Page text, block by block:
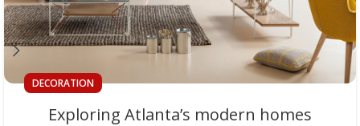
DECORATION
Exploring Atlanta’s modern homes